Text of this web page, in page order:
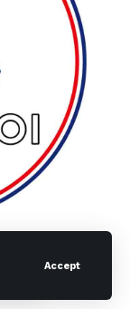
Accept